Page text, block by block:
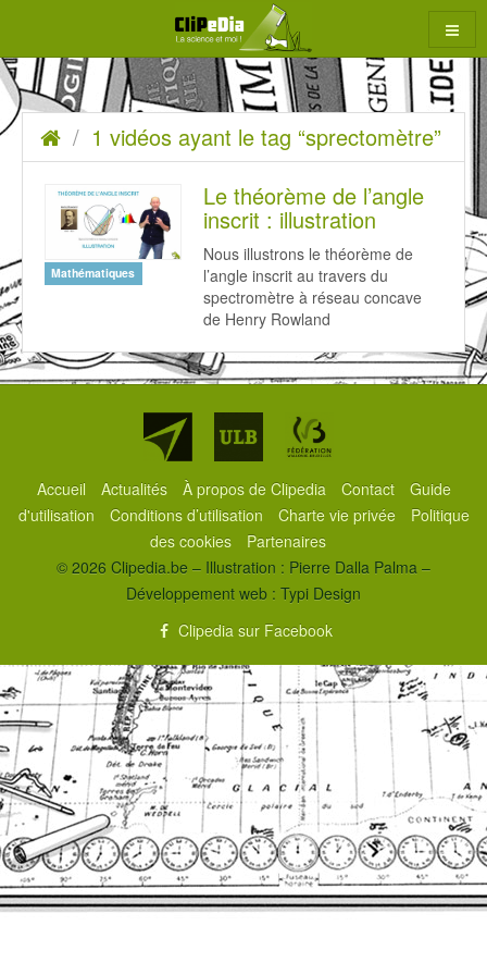
contenu
1
vidéos
ayant
tag
“sprectomètre”
Accueil1 vidéos ayant le tag “sprectomètre”
Mathématiques
Le théorème de l’angle
inscrit : illustration
Nous illustrons le théorème de
l’angle inscrit au travers du
spectromètre à réseau concave
de Henry Rowland
Partenaires
Accueil Actualités À propos de Clipedia Contact
Guide
d'utilisation
Conditions d’utilisation Charte vie privée
Politique
des cookies
Partenaires
© 2026 Clipedia.be – Illustration : Pierre Dalla Palma –
Développement web : Typi Design
Clipedia sur Facebook